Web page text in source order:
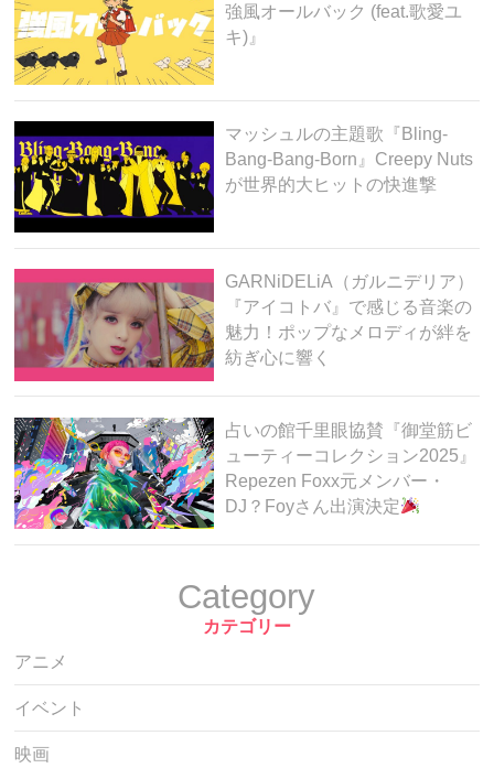
強風オールバック (feat.歌愛ユ
キ)』
マッシュルの主題歌『Bling-
Bang-Bang-Born』Creepy Nuts
が世界的大ヒットの快進撃
GARNiDELiA（ガルニデリア）
『アイコトバ』で感じる音楽の
魅力！ポップなメロディが絆を
紡ぎ心に響く
占いの館千里眼協賛『御堂筋ビ
ューティーコレクション2025』
Repezen Foxx元メンバー・
DJ？Foyさん出演決定
Category
カテゴリー
アニメ
イベント
映画